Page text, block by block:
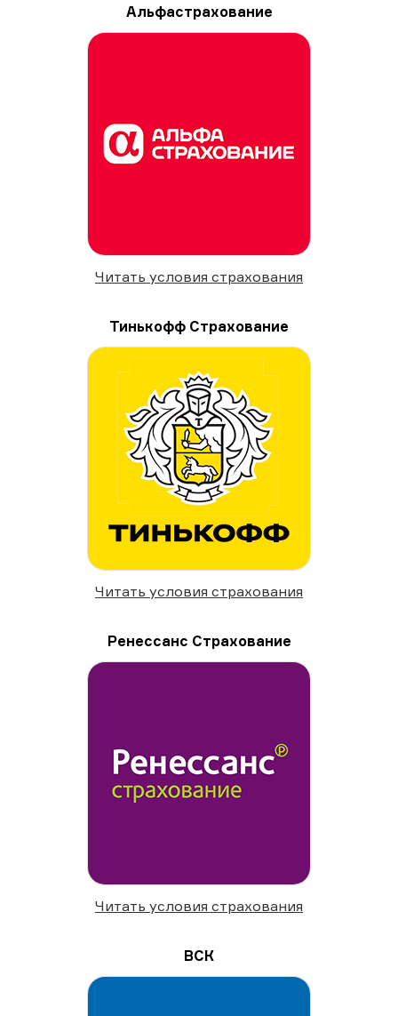
Альфастрахование
Читать условия страхования
Тинькофф Страхование
Читать условия страхования
Ренессанс Страхование
Читать условия страхования
ВСК